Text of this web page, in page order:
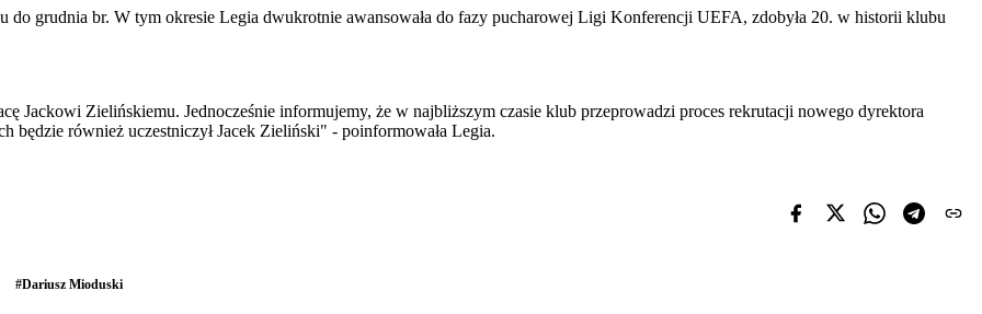
do grudnia br. W tym okresie Legia dwukrotnie awansowała do fazy pucharowej Ligi Konferencji UEFA, zdobyła 20. w historii klubu
Jackowi Zielińskiemu. Jednocześnie informujemy, że w najbliższym czasie klub przeprowadzi proces rekrutacji nowego dyrektora
będzie również uczestniczył Jacek Zieliński" - poinformowała Legia.
#Dariusz Mioduski